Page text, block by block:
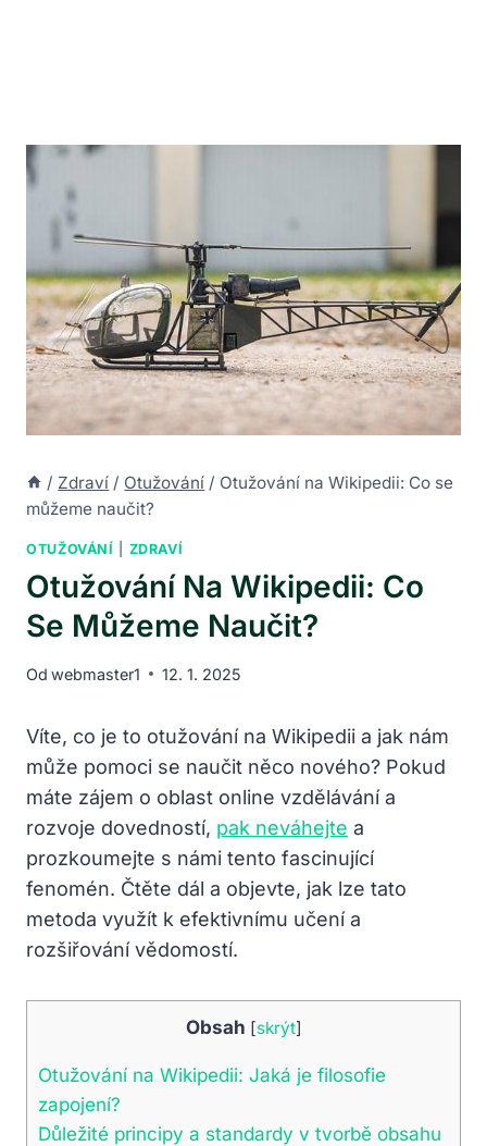
/ Zdraví / Otužování / Otužování na Wikipedii: Co se
můžeme naučit?
OTUŽOVÁNÍ ZDRAVÍ
Otužování Na Wikipedii: Co
Se Můžeme Naučit?
Od webmaster1 12. 1. 2025
Víte, co je to otužování na Wikipedii a jak nám
může pomoci se naučit něco nového? Pokud
máte zájem o oblast online vzdělávání a
rozvoje dovedností, pak neváhejte a
prozkoumejte s námi tento fascinující
fenomén. Čtěte dál a objevte, jak lze tato
metoda využít k efektivnímu učení a
rozšiřování vědomostí.
Obsah [skrýt]
Otužování na Wikipedii: Jaká je filosofie
zapojení?
Důležité principy a standardy v tvorbě obsahu